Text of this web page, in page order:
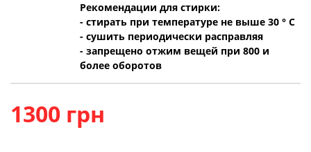
Рекомендации для стирки:
- стирать при температуре не выше 30 ° C
- сушить периодически расправляя
- запрещено отжим вещей при 800 и
более оборотов
1300 грн